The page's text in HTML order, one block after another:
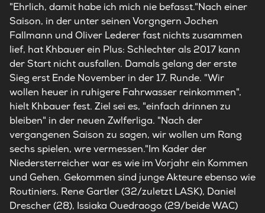
"Ehrlich, damit habe ich mich nie befasst."Nach einer
Saison, in der unter seinen Vorgngern Jochen
Fallmann und Oliver Lederer fast nichts zusammen
lief, hat Khbauer ein Plus: Schlechter als 2017 kann
der Start nicht ausfallen. Damals gelang der erste
Sieg erst Ende November in der 17. Runde. "Wir
wollen heuer in ruhigere Fahrwasser reinkommen",
hielt Khbauer fest. Ziel sei es, "einfach drinnen zu
bleiben" in der neuen Zwlferliga. "Nach der
vergangenen Saison zu sagen, wir wollen um Rang
sechs spielen, wre vermessen."Im Kader der
Niedersterreicher war es wie im Vorjahr ein Kommen
und Gehen. Gekommen sind junge Akteure ebenso wie
Routiniers. Rene Gartler (32/zuletzt LASK), Daniel
Drescher (28), Issiaka Ouedraogo (29/beide WAC)